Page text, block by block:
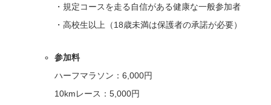
・規定コースを走る自信がある健康な一般参加者
・高校生以上（18歳未満は保護者の承諾が必要）
参加料
ハーフマラソン：6,000円
10kmレース：5,000円